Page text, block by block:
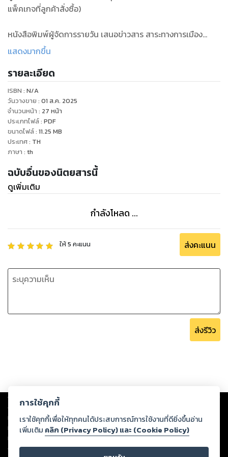
แพ็คเกจที่ลูกค้าสั่งซื้อ)
หนังสือพิมพ์ผู้จัดการรายวัน เสนอข่าวสาร สาระทางการเมือง
ตลาดเงิน ตลาดทุน การตลาด อุตสาหกรรม ชุมชน บันเทิง ข่าว
แสดงมากขึ้น
รายละเอียด
ISBN : N/A
วันวางขาย : 01 ส.ค. 2025
จำนวนหน้า : 27 หน้า
ประเภทไฟล์: PDF
ขนาดไฟล์: 11.25 MB
ประเทศ: TH
ภาษา : th
ฉบับอื่นของนิตยสารนี้
ดูเพิ่มเติม
กำลังโหลด ...
ให้5 คะแนน ส่งคะแนน
ส่งรีวิว
Copyright © 2026
ต่อผลงานหรือเนื้อหาใดที่อัปโหลดผ่านเว็บไซต์และปรากฏว่าละเมิดสิทธิใน
ทรัพย์สินทางปัญญาของบุคคลอื่นหรือขัดต่อกฎหมายและศีลธรรม ดังนั้น ผู้อ่าน
ทุกท่านโปรดใช้วิจารณญาณในการกลั่นกรองด้วยตนเอง และหากท่านพบว่าส่วน
หนึ่งส่วนใดขัดต่อกฎหมายและศีลธรรม กรุณาแจ้งมายังบริษัท เพื่อทีมงานจะได้
ดำเนินการในทันที ทั้งนี้ ทางสตอรี่ล็อกขอสงวนลิขสิทธิ์ตามพระราชบัญญัติ
การใช้คุกกี้
เราใช้คุกกี้เพื่อให้ทุกคนได้ประสบการณ์การใช้งานที่ดียิ่งขึ้นอ่าน
เพิ่มเติม คลิก (Privacy Policy) และ (Cookie Policy)